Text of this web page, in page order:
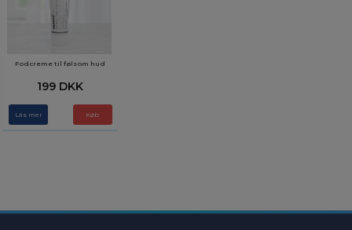
Fodcreme til følsom hud
199 DKK
Läs mer